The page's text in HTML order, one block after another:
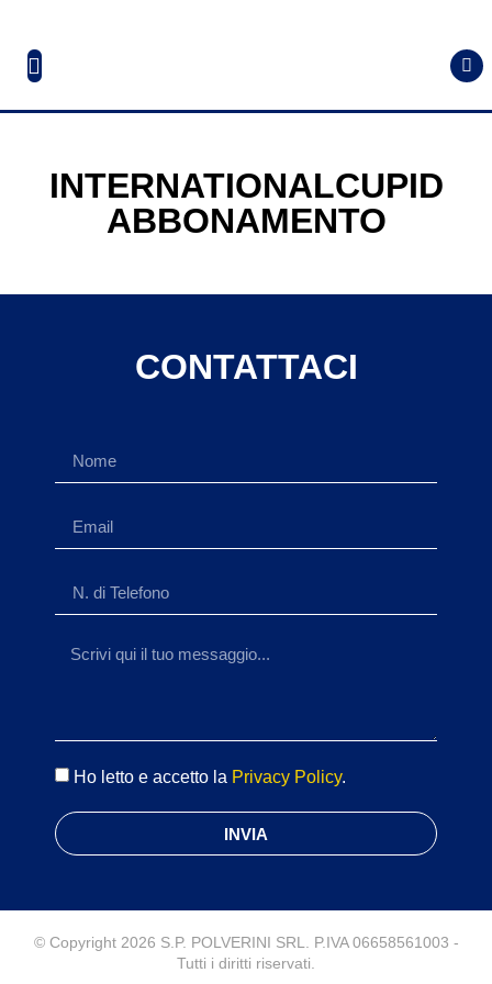
INTERNATIONALCUPID
ABBONAMENTO
CONTATTACI
Ho letto e accetto la Privacy Policy.
INVIA
© Copyright 2026 S.P. POLVERINI SRL. P.IVA 06658561003 -
Tutti i diritti riservati.